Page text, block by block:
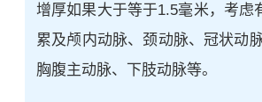
增厚如果大于等于1.5毫米，考虑
累及颅内动脉、颈动脉、 冠状动
胸腹主动脉、下肢动脉等。